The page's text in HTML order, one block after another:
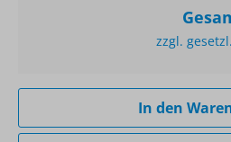
zzgl.
In den